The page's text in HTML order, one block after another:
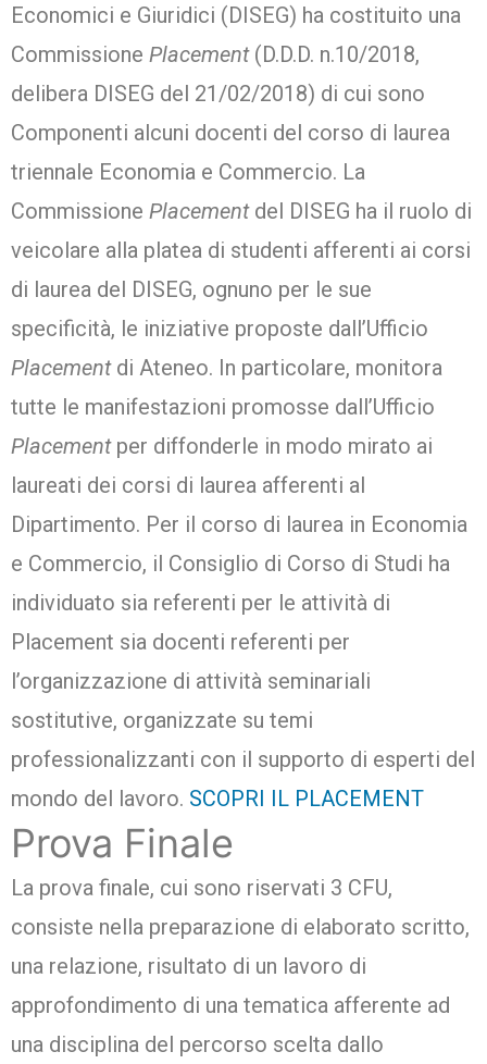
Economici e Giuridici (DISEG) ha costituito una
Commissione Placement(D.D.D. n.10/2018,
delibera DISEG del 21/02/2018) di cui sono
Componenti alcuni docenti del corso di laurea
triennale Economia e Commercio. La
Commissione Placementdel DISEG ha il ruolo di
veicolare alla platea di studenti afferenti ai corsi
di laurea del DISEG, ognuno per le sue
specificità, le iniziative proposte dall’Ufficio
Placementdi Ateneo. In particolare, monitora
tutte le manifestazioni promosse dall’Ufficio
Placementper diffonderle in modo mirato ai
laureati dei corsi di laurea afferenti al
Dipartimento. Per il corso di laurea in Economia
e Commercio, il Consiglio di Corso di Studi ha
individuato sia referenti per le attività di
Placement sia docenti referenti per
l’organizzazione di attività seminariali
sostitutive, organizzate su temi
professionalizzanti con il supporto di esperti del
mondo del lavoro. SCOPRI IL PLACEMENT
Prova Finale
La prova finale, cui sono riservati 3 CFU,
consiste nella preparazione di elaborato scritto,
una relazione, risultato di un lavoro di
approfondimento di una tematica afferente ad
una disciplina del percorso scelta dallo